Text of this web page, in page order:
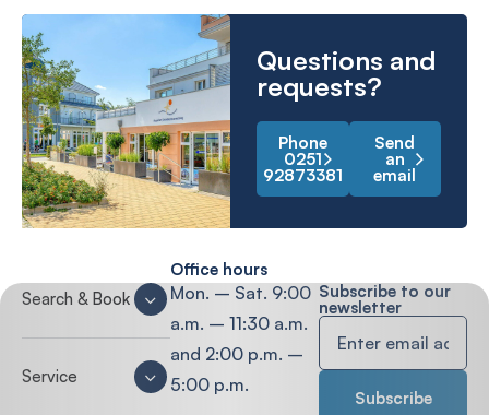
Questions and
requests?
Phone
0251
92873381
Send
an
email
Search & Book
Service
Office hours
Mon. – Sat. 9:00
a.m. – 11:30 a.m.
and 2:00 p.m. –
5:00 p.m.
Subscribe to our
newsletter